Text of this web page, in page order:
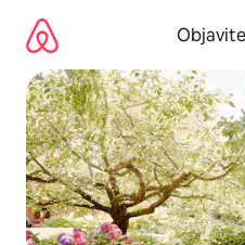
sadržaj